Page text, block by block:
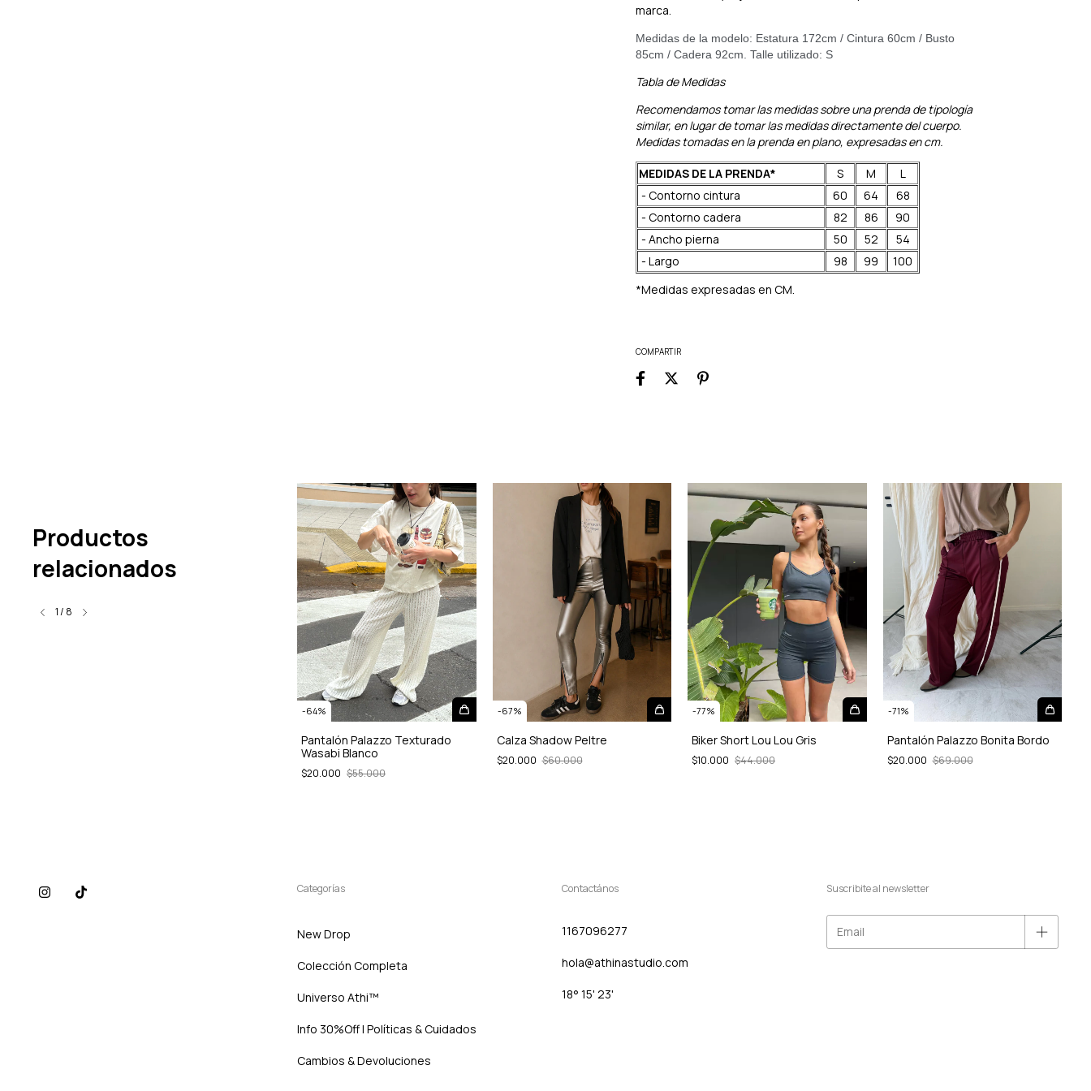
marca.
Medidas de la modelo: Estatura 172cm / Cintura 60cm / Busto
85cm / Cadera 92cm.Talle utilizado: S
Tabla de Medidas
Recomendamos tomar las medidas sobre una prenda de tipología
similar, en lugar de tomar las medidas directamente del cuerpo.
Medidas tomadas en la prenda en plano, expresadas en cm.
MEDIDAS DE LA PRENDA* S M
L
- Contorno cintura
60 64
68
- Contorno cadera
82 86
90
- Ancho pierna
50 52
54
- Largo
98 99
100
*Medidas expresadas en CM.
COMPARTIR
Productos
relacionados
1/ 8
-64%
Pantalón Palazzo Texturado
Wasabi Blanco
$20.000 $55.000
-67%
Calza Shadow Peltre
$20.000 $60.000
-77%
Biker Short Lou Lou Gris
$10.000 $44.000
-71%
Pantalón Palazzo Bonita Bordo
$20.000 $69.000
Categorías
New Drop
Colección Completa
Universo Athi™
Info 30%Off | Políticas & Cuidados
Cambios & Devoluciones
Contactános
1167096277
hola@athinastudio.com
18° 15' 23'
Suscribite al newsletter